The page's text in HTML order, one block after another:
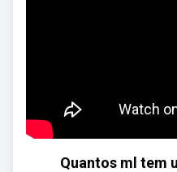
Quantos ml tem